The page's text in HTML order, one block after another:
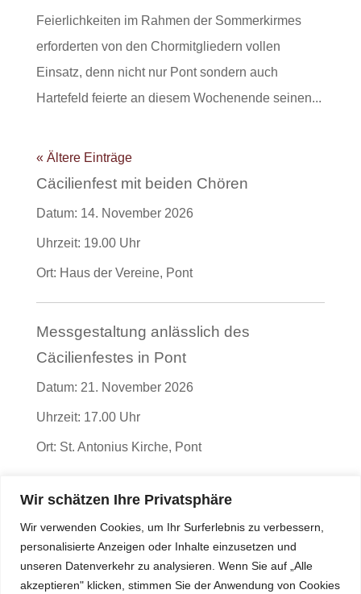
Wir schätzen Ihre Privatsphäre
Wir verwenden Cookies, um Ihr Surferlebnis zu verbessern,
personalisierte Anzeigen oder Inhalte einzusetzen und
unseren Datenverkehr zu analysieren. Wenn Sie auf „Alle
akzeptieren" klicken, stimmen Sie der Anwendung von Cookies
Feierlichkeiten im Rahmen der Sommerkirmes
erforderten von den Chormitgliedern vollen
Einsatz, denn nicht nur Pont sondern auch
Hartefeld feierte an diesem Wochenende seinen...
« Ältere Einträge
Cäcilienfest mit beiden Chören
Datum: 14. November 2026
Uhrzeit: 19.00 Uhr
Ort: Haus der Vereine, Pont
Messgestaltung anlässlich des
Cäcilienfestes in Pont
Datum: 21. November 2026
Uhrzeit: 17.00 Uhr
Ort: St. Antonius Kirche, Pont
Messgestaltung anlässlich des
Cäcilienfestes in Hartefeld
Datum:29. November 2026
Uhrzeit: 10.30 Uhr